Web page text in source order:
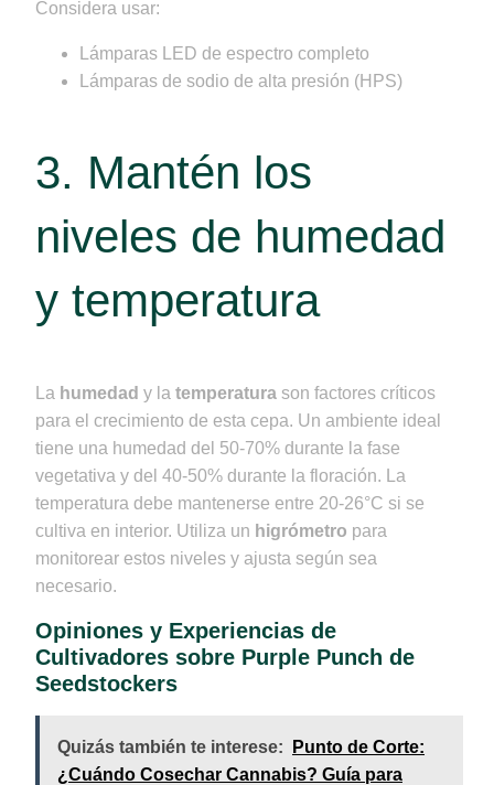
Considera usar:
Lámparas LED de espectro completo
Lámparas de sodio de alta presión (HPS)
3. Mantén los
niveles de humedad
y temperatura
La humedad y la temperatura son factores críticos
para el crecimiento de esta cepa. Un ambiente ideal
tiene una humedad del 50-70% durante la fase
vegetativa y del 40-50% durante la floración. La
temperatura debe mantenerse entre 20-26°C si se
cultiva en interior. Utiliza un higrómetro para
monitorear estos niveles y ajusta según sea
necesario.
Opiniones y Experiencias de
Cultivadores sobre Purple Punch de
Seedstockers
Quizás también te interese:
Punto de Corte:
¿Cuándo Cosechar Cannabis? Guía para